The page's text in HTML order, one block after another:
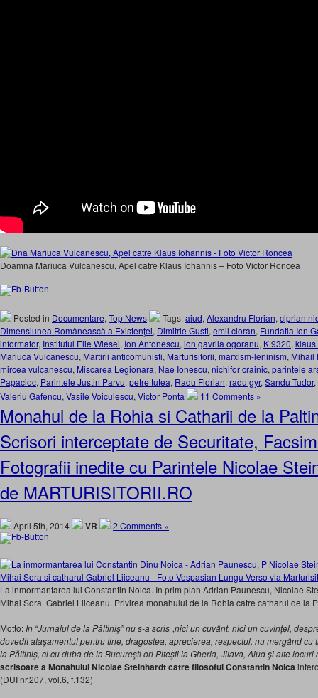
Doamna Mariuca Vulcanescu, Apel catre Klaus Iohannis – Foto Victor Roncea
Posted in Documentare, Top News Tags:aiud, Alexandru Florian, ciprian
Dimensiunea Românească a Existenţei, Dimitrie Gusti, emil cioran, Fundatia Ion
informator, Institutul Elie Wiesel, Ion Antonescu, ion gavrila ogoranu, K 9320,
Mariuca Vulcanescu, Martirii anticomunisti, Marturisitorii, marxism-leninism, Mihail
mircea vulcanescu, Miscarea Legionara, Nae Ionescu, nichifor crainic, parintele
Papacioc, Parintele Justin Parvu, petre tutea, Radu Florian, radu gyr, Sandu Tudor,
Valeriu Gafencu, Vasile Voiculescu, Victor Ponta 11 Comments »
Monahul de la Rohia si Catharii de la
Scrisori interceptate de Securitate,
Fotografii inedite cu Parintele Nicolae
de MARTURISITORII.RO
April 5th, 2014 VR 2 Comments »
La inmormantarea lui Constantin Noica. In prim plan Adrian Paunescu, Nicolae
Mihai Sora. Gabriel Liiceanu. Privirea monahului de la Rohia catre catharul de la
Motto: In “Jurnalul de la Păltiniş” nu s-a scris „nici un cuvânt, nici un cuvinţel,
dovedit ataşamentul pentru tine, dragostea, aprecierea, respectul, nu mergând
la Păltiniş, ci cu duba de la Bucureşti ori Piteşti la Gherla, Jilava, Aiud şi alte locuri
scrisoare a Monahului Nicolae Steinhardtcatre filosoful Constantin Noica
(DUI nr.207, vol.6, f.132)